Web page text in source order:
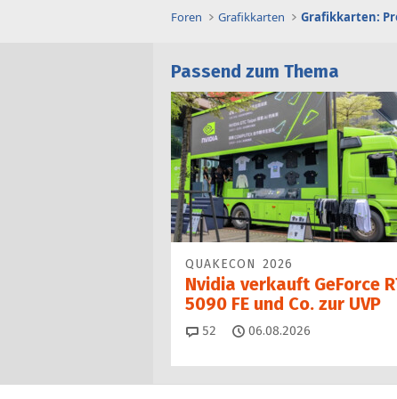
Foren Grafikkarten Grafikkarten:
Passend zum Thema
QUAKECON 2026
Nvidia verkauft GeForce
5090 FE und Co. zur UVP
52 Kommentare
06.08.2026